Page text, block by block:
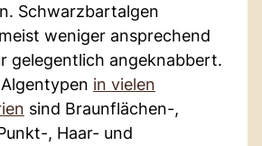
Schwarzbartalgen
weniger ansprechend
gelegentlich angeknabbert.
in vielen
sind Braunflächen-,
, Haar- und